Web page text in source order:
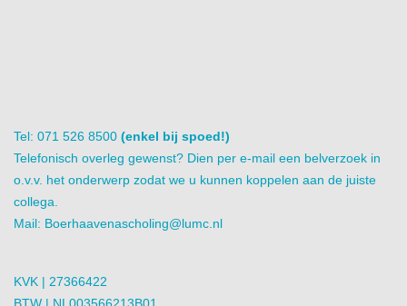
Tel: 071 526 8500 (enkel bij spoed!)
Telefonisch overleg gewenst? Dien per e-mail een belverzoek in
o.v.v. het onderwerp zodat we u kunnen koppelen aan de juiste
collega.
Mail: Boerhaavenascholing@lumc.nl
KVK | 27366422